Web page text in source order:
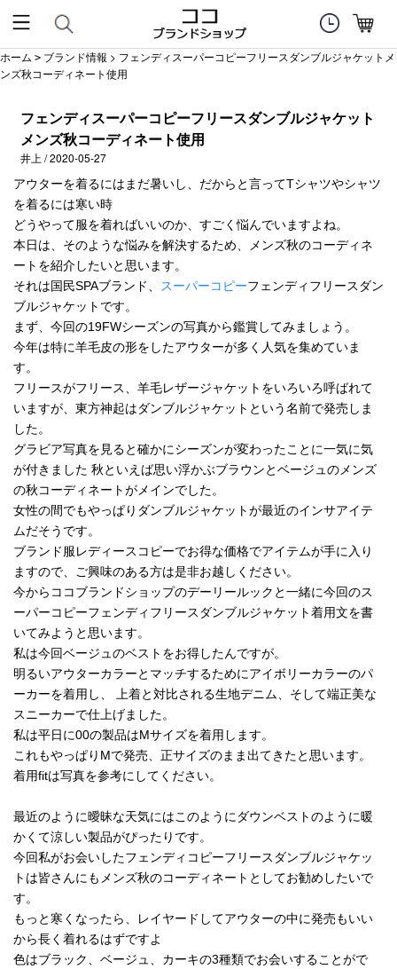
ホーム > ブランド情報 > フェンディスーパーコピーフリースダンブルジャケットメ
ンズ秋コーディネート使用
フェンディスーパーコピーフリースダンブルジャケット
メンズ秋コーディネート使用
井上 / 2020-05-27
アウターを着るにはまだ暑いし、だからと言ってTシャツやシャツ
を着るには寒い時
どうやって服を着ればいいのか、すごく悩んでいますよね。
本日は、そのような悩みを解決するため、メンズ秋のコーディネ
ートを紹介したいと思います。
それは国民SPAブランド、
スーパーコピーフェンディフリースダン
ブルジャケットです。
まず、今回の19FWシーズンの写真から鑑賞してみましょう。
今年は特に羊毛皮の形をしたアウターが多く人気を集めていま
す。
フリースがフリース、羊毛レザージャケットをいろいろ呼ばれて
いますが、東方神起はダンブルジャケットという名前で発売しま
した。
グラビア写真を見ると確かにシーズンが変わったことに一気に気
が付きました 秋といえば思い浮かぶブラウンとベージュのメンズ
の秋コーディネートがメインでした。
女性の間でもやっぱりダンブルジャケットが最近のインサアイテ
ムだそうです。
ブランド服レディースコピーでお得な価格でアイテムが手に入り
ますので、ご興味のある方は是非お越しください。
今からココブランドショップのデーリールックと一緒に今回のス
ーパーコピーフェンディフリースダンブルジャケット着用文を書
いてみようと思います。
私は今回ベージュのベストをお得したんですが。
明るいアウターカラーとマッチするためにアイボリーカラーのパ
ーカーを着用し、 上着と対比される生地デニム、そして端正美な
スニーカーで仕上げました。
私は平日に00の製品はMサイズを着用します。
これもやっぱりMで発売、正サイズのまま出てきたと思います。
着用fitは写真を参考にしてください。
最近のように曖昧な天気にはこのようにダウンベストのように暖
かくて涼しい製品がぴったりです。
今回私がお会いしたフェンディコピーフリースダンブルジャケッ
トは皆さんにもメンズ秋のコーディネートとしてお勧めしたいで
す。
もっと寒くなったら、レイヤードしてアウターの中に発売もいい
から長く着れるはずですよ
色はブラック、ベージュ、カーキの3種類でお会いすることがで